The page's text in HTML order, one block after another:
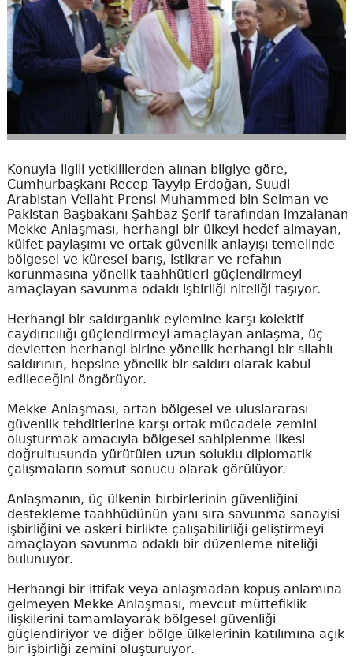
Konuyla ilgili yetkililerden alınan bilgiye göre,
Cumhurbaşkanı Recep Tayyip Erdoğan, Suudi
Arabistan Veliaht Prensi Muhammed bin Selman ve
Pakistan Başbakanı Şahbaz Şerif tarafından imzalanan
Mekke Anlaşması, herhangi bir ülkeyi hedef almayan,
külfet paylaşımı ve ortak güvenlik anlayışı temelinde
bölgesel ve küresel barış, istikrar ve refahın
korunmasına yönelik taahhütleri güçlendirmeyi
amaçlayan savunma odaklı işbirliği niteliği taşıyor.
Herhangi bir saldırganlık eylemine karşı kolektif
caydırıcılığı güçlendirmeyi amaçlayan anlaşma, üç
devletten herhangi birine yönelik herhangi bir silahlı
saldırının, hepsine yönelik bir saldırı olarak kabul
edileceğini öngörüyor.
Mekke Anlaşması, artan bölgesel ve uluslararası
güvenlik tehditlerine karşı ortak mücadele zemini
oluşturmak amacıyla bölgesel sahiplenme ilkesi
doğrultusunda yürütülen uzun soluklu diplomatik
çalışmaların somut sonucu olarak görülüyor.
Anlaşmanın, üç ülkenin birbirlerinin güvenliğini
destekleme taahhüdünün yanı sıra savunma sanayisi
işbirliğini ve askeri birlikte çalışabilirliği geliştirmeyi
amaçlayan savunma odaklı bir düzenleme niteliği
bulunuyor.
Herhangi bir ittifak veya anlaşmadan kopuş anlamına
gelmeyen Mekke Anlaşması, mevcut müttefiklik
ilişkilerini tamamlayarak bölgesel güvenliği
güçlendiriyor ve diğer bölge ülkelerinin katılımına açık
bir işbirliği zemini oluşturuyor.